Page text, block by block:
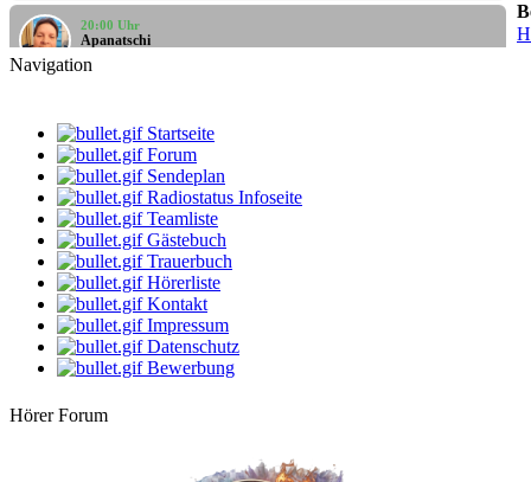
Apanatschi
Feierabend
12:00 Uhr LIVE
StarClub
Oldies von Oldie
14:00 Uhr
-Geli-
Freitag schönes Wochenende
16:00 Uhr
Bernie
Villa Kunterbunt
Rehmusik
Navigation
Startseite
Forum
Sendeplan
Radiostatus Infoseite
Teamliste
Gästebuch
Trauerbuch
Hörerliste
Kontakt
Impressum
Datenschutz
Bewerbung
Hörer Forum